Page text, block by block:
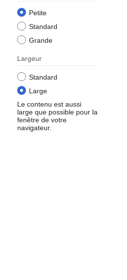
Petite
Standard
Grande
Largeur
Standard
Large
Le contenu est aussi
large que possible pour la
fenêtre de votre
navigateur.